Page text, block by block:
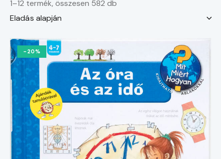
1–12 termék, összesen 582 db
-20%